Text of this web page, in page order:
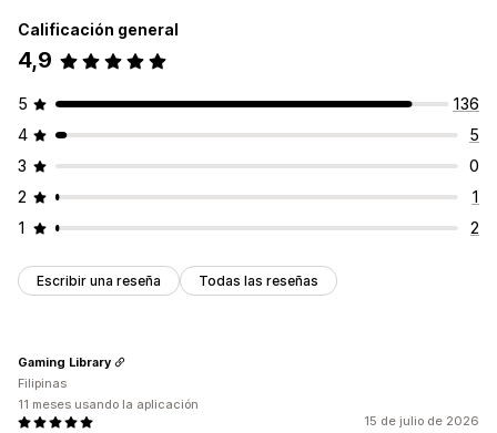
Calificación general
4,9
5
136
4
5
3
0
2
1
1
2
Escribir una reseña Todas las reseñas
15 de julio de 2026
Gaming Library
Filipinas
11 meses usando la aplicación